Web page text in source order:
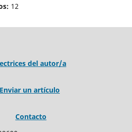
12
del autor/a
Enviar un artículo
Contacto